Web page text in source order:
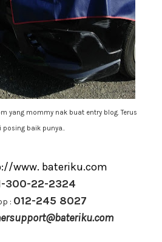
yang mommy nak buat entry blog. Terus
posing baik punya..
www. bateriku.com
300-22-2324
: 012-245 8027